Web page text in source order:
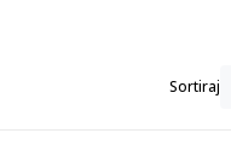
Sortiraj